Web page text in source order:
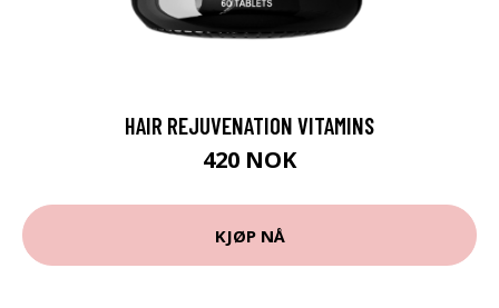
HAIR REJUVENATION VITAMINS
420 NOK
KJØP NÅ